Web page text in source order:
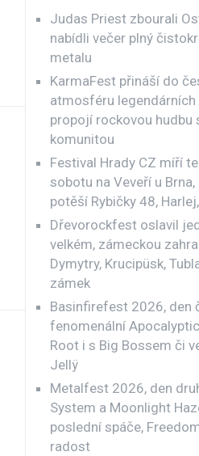
Judas Priest zbourali
nabídli večer plný
metalu
KarmaFest přináší do
atmosféru legendárních
propojí rockovou hudbu
komunitou
Festival Hrady CZ míří
sobotu na Veveří u
potěší Rybičky 48,
Dřevorockfest oslavil
velkém, zámeckou
Dymytry, Krucipüsk,
zámek
Basinfirefest 2026, den
fenomenální
Root i s Big Bossem či
Jellÿ
Metalfest 2026, den
System a Moonlight
poslední spáče,
radost